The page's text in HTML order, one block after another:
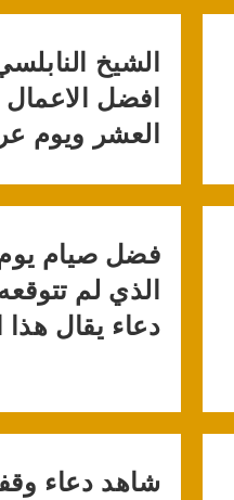
الشيخ
افضل
العشر ويوم
فضل صيام
الذي لم
دعاء يقال هذا
شاهد دعاء